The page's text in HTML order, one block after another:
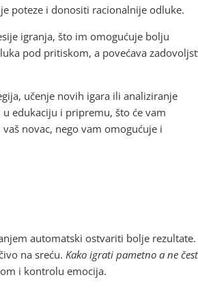
poteze i donositi racionalnije odluke.
igranja, što im omogućuje bolju
pod pritiskom, a povećava
učenje novih igara ili analiziranje
edukaciju i pripremu, što će vam
novac, nego vam omogućuje i
automatski ostvariti bolje rezultate.
na sreću. Kako igrati pametno a ne
i kontrolu emocija.